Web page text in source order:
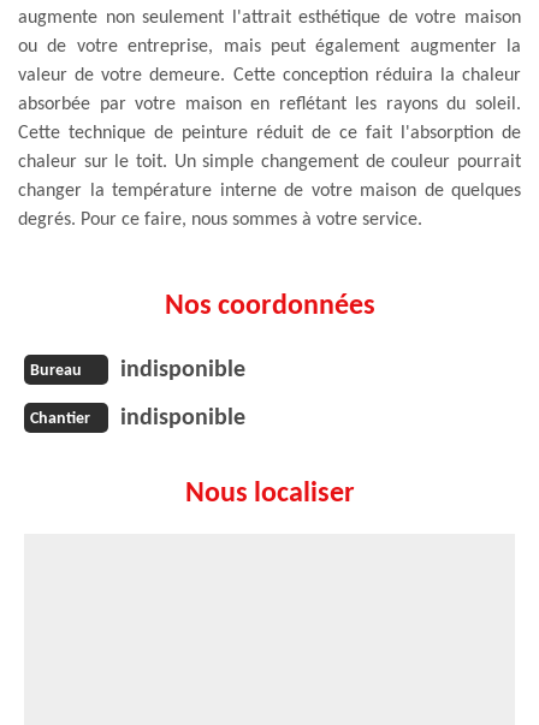
augmente non seulement l'attrait esthétique de votre maison
ou de votre entreprise, mais peut également augmenter la
valeur de votre demeure. Cette conception réduira la chaleur
absorbée par votre maison en reflétant les rayons du soleil.
Cette technique de peinture réduit de ce fait l'absorption de
chaleur sur le toit. Un simple changement de couleur pourrait
changer la température interne de votre maison de quelques
degrés. Pour ce faire, nous sommes à votre service.
Nos coordonnées
Bureau indisponible
Chantier indisponible
Nous localiser